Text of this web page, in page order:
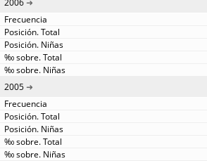
2006
2005